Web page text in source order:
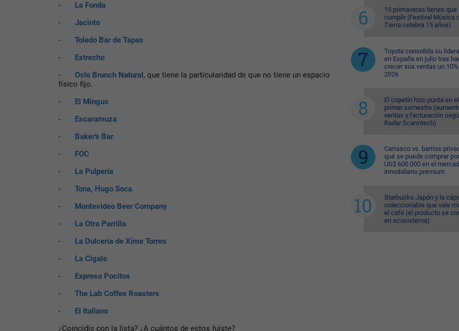
-
La Fonda
- Jacinto
- Toledo Bar de Tapas
-
Estrecho
- Oslo Brunch Natural , que tiene la particularidad de que no tiene un espacio
físico fijo.
-
El Mingus
-
Escaramuza
-
Baker’s Bar
-
FOC
-
La Pulpería
- Tona, Hugo Soca
-
Montevideo Beer Company
-
La Otra Parrilla
-
La Dulcería de Xime Torres
-
La Cigale
-
Expreso Pocitos
- The Lab Coffee Roasters
-
El Italiano
¿Coincidís con la lista? ¿A cuántos de estos fuiste?
15 primaveras tienes que
cumplir (Festival Música
Tierra celebra 15 años)
Toyota consolida su
en España en julio tras
crecer sus ventas un
2026
El copetín hizo punta en el
primer semestre
ventas y facturación
Radar Scanntech)
Carrasco vs. barrios
qué se puede comprar
US$ 600.000 en el
inmobiliario premium
Starbucks Japón y la
coleccionable que vale
el café (el producto se
en ecosistema)